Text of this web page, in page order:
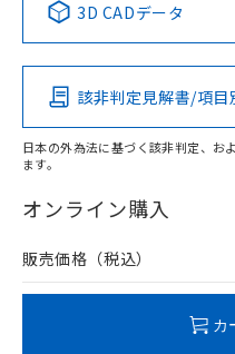
Pb Hg
O
在庫等で未対応品が混在
問い合わせください。
3D CADデータ
該非判定見解書/項目
日本の外為法に基づく該非判定、お
ます。
オンライン購入
販売価格（税込）
カ